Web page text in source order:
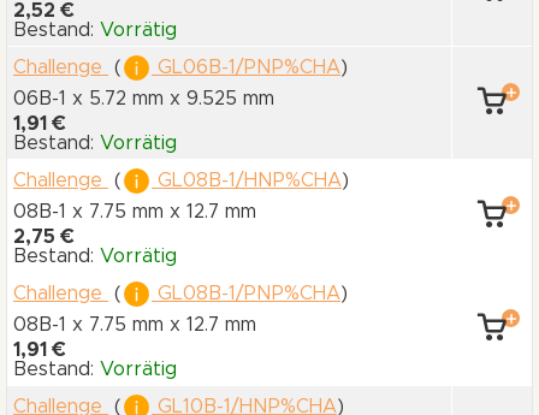
2,52 €
Bestand: Vorrätig
Challenge
( GL06B-1/PNP%CHA)
06B-1 x 5.72 mm x 9.525 mm
1,91 €
Bestand: Vorrätig
Challenge
( GL08B-1/HNP%CHA)
08B-1 x 7.75 mm x 12.7 mm
2,75 €
Bestand: Vorrätig
Challenge
( GL08B-1/PNP%CHA)
08B-1 x 7.75 mm x 12.7 mm
1,91 €
Bestand: Vorrätig
Challenge
( GL10B-1/HNP%CHA)